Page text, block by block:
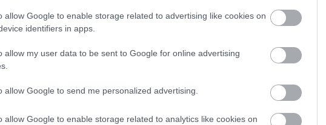
allow Google to enable storage related to advertising like cookies on
identifiers in apps.
allow my user data to be sent to Google for online advertising
allow Google to send me personalized advertising.
allow Google to enable storage related to analytics like cookies on